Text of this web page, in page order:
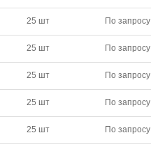
25 шт По запросу
25 шт По запросу
25 шт По запросу
25 шт По запросу
25 шт По запросу